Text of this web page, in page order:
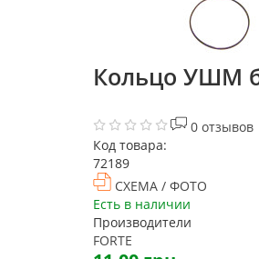
Кольцо УШМ
0 отзывов
Код товара:
72189
СХЕМА / ФОТО
Есть в наличии
Производители
FORTE